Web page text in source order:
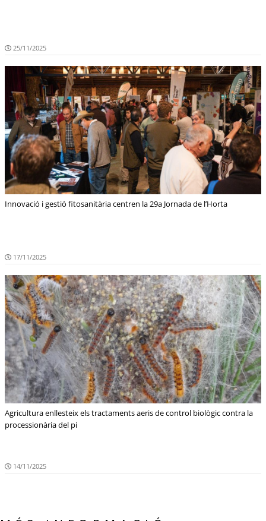
25/11/2025
Innovació i gestió fitosanitària centren la 29a Jornada de l’Horta
17/11/2025
Agricultura enllesteix els tractaments aeris de control biològic contra la
processionària del pi
14/11/2025